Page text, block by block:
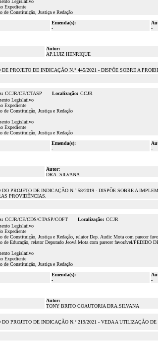
Legislativo
Expediente
de Constituição, Justiça e Redação
Emenda(s):
-
-
Autor:
AP.LUIZ HENRIQUE
PROJETO DE INDICAÇÃO N.° 445/2021 - DISPÕE SOBRE A
CCJR/CE/CTASP Localização: CCJR
Legislativo
Expediente
de Constituição, Justiça e Redação
Legislativo
Expediente
de Constituição, Justiça e Redação
Emenda(s):
-
-
Autor:
DRA. SILVANA
PROJETO DE INDICAÇÃO N.º 58/2019 - DISPÕE SOBRE A
PROVIDÊNCIAS.
CCJR/CE/CDS/CTASP/COFT Localização: CCJR
Legislativo
Expediente
de Constituição, Justiça e Redação, relator Dep. Audic Mota com parecer
de Educação, relator Deputado Jeová Mota com parecer favorável/
Legislativo
Expediente
de Constituição, Justiça e Redação
Emenda(s):
-
-
Autor:
TONY BRITO COAUTORIA DRA.SILVANA
DO PROJETO DE INDICAÇÃO N.º 219/2021 - VEDA A UTILIZAÇÃO